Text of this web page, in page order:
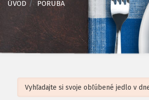
ÚVOD PORUBA
Leaflet| ©OpenStreetMap, Tiles courtesy of